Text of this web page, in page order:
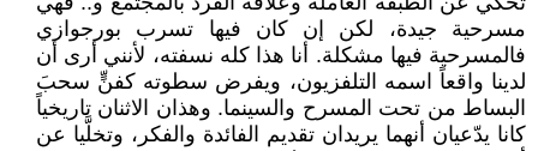
مسرحية جيدة، لكن إن كان فيها تسرب بورجوازي
فالمسرحية فيها مشكلة. أنا هذا كله نسفته، لأنني أرى أن
لدينا واقعاً اسمه التلفزيون، ويفرض سطوته كفنٍّ سحبَ
البساط من تحت المسرح والسينما. وهذان الاثنان تاريخياً
كانا يدّعيان أنهما يريدان تقديم الفائدة والفكر، وتخلَّيا عن